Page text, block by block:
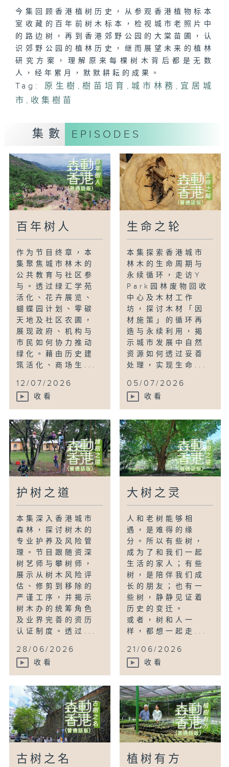
今集回顾香港植树历史，从参观香港植物标本
室收藏的百年前树木标本，检视城市老照片中
的路边树，再到香港郊野公园的大棠苗圃，认
识郊野公园的植林历史，继而展望未来的植林
研究方案，理解原来每棵树木背后都是无数
人，经年累月，默默耕耘的成果。
Tag: 原生樹 , 樹苗培育 , 城市林務 , 宜居城
市 , 收集樹苗
集數 EPISODES
百年树人
作为节目终章，本
集聚焦城市林木的
公共教育与社区参
与。透过绿汇学苑
活化、花卉展览、
蝴蝶园计划、零碳
天地及社区农圃，
展现政府、机构与
市民如何协力推动
绿化。藉由历史建
筑活化、商场生...
12/07/2026
收看
生命之轮
本集探索香港城市
林木的生命周期与
永续循环，走访Y
Park园林废物回收
中心及木材工作
坊，探讨木材「因
材施策」的循环再
造与永续利用，揭
示城市发展中自然
资源如何透过妥善
处理，实现生命...
05/07/2026
收看
护树之道
本集深入香港城市
森林，探讨树木的
专业护养及风险管
理。节目跟随资深
树艺师与攀树师，
展示从树木风险评
估、修剪到移除的
严谨工序，并揭示
树木办的统筹角色
及业界完善的资历
认证制度。透过...
28/06/2026
收看
大树之灵
人和老树能够相
遇，是难得的缘
分。所以有些树，
成为了和我们一起
生活的家人；有些
树，是陪伴我们成
长的朋友；也有一
些树，静静见证着
历史的变迁。
或者，树和人一
样，都想一起走...
21/06/2026
收看
古树之名 植树有方